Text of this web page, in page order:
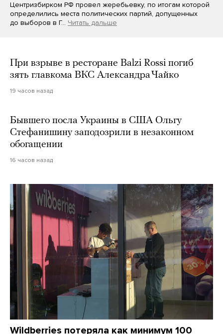
Центризбирком РФ провел жеребьевку, по итогам которой
определились места политических партий, допущенных
до выборов в Г… Читать дальше
При взрыве в ресторане Balzi Rossi погиб
зять главкома ВКС Александра Чайко
19 часов назад
Бывшего посла Украины в США Ольгу
Стефанишину заподозрили в незаконном
обогащении
16 часов назад
Wildberries потеряла как минимум 100